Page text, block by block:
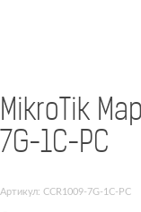
MikroTik
7G-1C-PC
Артикул: CCR1009-7G-1C-PC